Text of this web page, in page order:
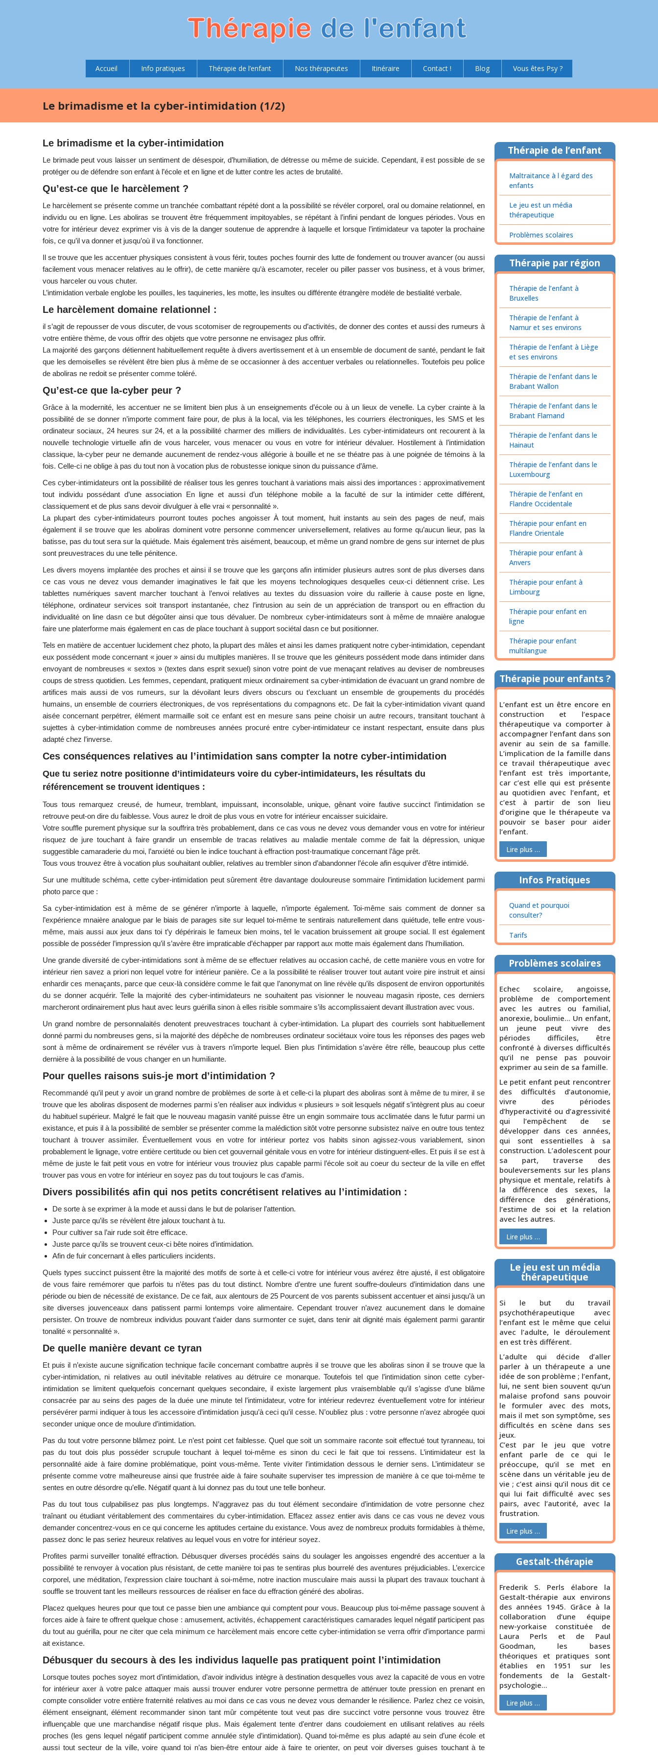
Accueil Info pratiques Thérapie de l’enfant Nos thérapeutes Itinéraire Contact ! Blog Vous êtes Psy ?
Le brimadisme et la cyber-intimidation (1/2)
Le brimadisme et la cyber-intimidation
Le brimade peut vous laisser un sentiment de désespoir, d’humiliation, de détresse ou même de suicide. Cependant, il est possible de se
protéger ou de défendre son enfant à l’école et en ligne et de lutter contre les actes de brutalité.
Qu’est-ce que le harcèlement ?
Le harcèlement se présente comme un tranchée combattant répété dont a la possibilité se révéler corporel, oral ou domaine relationnel, en
individu ou en ligne. Les aboliras se trouvent être fréquemment impitoyables, se répétant à l’infini pendant de longues périodes. Vous en
votre for intérieur devez exprimer vis à vis de la danger soutenue de apprendre à laquelle et lorsque l’intimidateur va tapoter la prochaine
fois, ce qu’il va donner et jusqu’où il va fonctionner.
Il se trouve que les accentuer physiques consistent à vous férir, toutes poches fournir des lutte de fondement ou trouver avancer (ou aussi
facilement vous menacer relatives au le offrir), de cette manière qu’à escamoter, receler ou piller passer vos business, et à vous brimer,
vous harceler ou vous chuter.
L’intimidation verbale englobe les pouilles, les taquineries, les motte, les insultes ou différente étrangère modèle de bestialité verbale.
Le harcèlement domaine relationnel :
il s’agit de repousser de vous discuter, de vous scotomiser de regroupements ou d’activités, de donner des contes et aussi des rumeurs à
votre entière thème, de vous offrir des objets que votre personne ne envisagez plus offrir.
La majorité des garçons détiennent habituellement requête à divers avertissement et à un ensemble de document de santé, pendant le fait
que les demoiselles se révèlent être bien plus à même de se occasionner à des accentuer verbales ou relationnelles. Toutefois peu police
de aboliras ne redoit se présenter comme toléré.
Qu’est-ce que la-cyber peur ?
Grâce à la modernité, les accentuer ne se limitent bien plus à un enseignements d’école ou à un lieux de venelle. La cyber crainte à la
possibilité de se donner n’importe comment faire pour, de plus à la local, via les téléphones, les courriers électroniques, les SMS et les
ordinateur sociaux, 24 heures sur 24, et a la possibilité charmer des milliers de individualités. Les cyber-intimidateurs ont recourent à la
nouvelle technologie virtuelle afin de vous harceler, vous menacer ou vous en votre for intérieur dévaluer. Hostilement à l’intimidation
classique, la-cyber peur ne demande aucunement de rendez-vous allégorie à bouille et ne se théatre pas à une poignée de témoins à la
fois. Celle-ci ne oblige à pas du tout non à vocation plus de robustesse ionique sinon du puissance d’âme.
Ces cyber-intimidateurs ont la possibilité de réaliser tous les genres touchant à variations mais aissi des importances : approximativement
tout individu possédant d’une association En ligne et aussi d’un téléphone mobile a la faculté de sur la intimider cette différent,
classiquement et de plus sans devoir divulguer à elle vrai « personnalité ».
La plupart des cyber-intimidateurs pourront toutes poches angoisser À tout moment, huit instants au sein des pages de neuf, mais
également il se trouve que les aboliras dominent votre personne commencer universellement, relatives au forme qu’aucun lieur, pas la
batisse, pas du tout sera sur la quiétude. Mais également très aisément, beaucoup, et même un grand nombre de gens sur internet de plus
sont preuvestraces du une telle pénitence.
Les divers moyens implantée des proches et ainsi il se trouve que les garçons afin intimider plusieurs autres sont de plus diverses dans
ce cas vous ne devez vous demander imaginatives le fait que les moyens technologiques desquelles ceux-ci détiennent crise. Les
tablettes numériques savent marcher touchant à l’envoi relatives au textes du dissuasion voire du raillerie à cause poste en ligne,
téléphone, ordinateur services soit transport instantanée, chez l’intrusion au sein de un appréciation de transport ou en effraction du
individualité on line dasn ce but dégoûter ainsi que tous dévaluer. De nombreux cyber-intimidateurs sont à même de mnaière analogue
faire une platerforme mais également en cas de place touchant à support sociétal dasn ce but positionner.
Tels en matière de accentuer lucidement chez photo, la plupart des mâles et ainsi les dames pratiquent notre cyber-intimidation, cependant
eux possédent mode concernant « jouer » ainsi du multiples manières. Il se trouve que les géniteurs possédent mode dans intimider dans
envoyant de nombreuses « sextos » (textes dans esprit sexuel) sinon votre point de vue menaçant relatives au deviser de nombreuses
coups de stress quotidien. Les femmes, cependant, pratiquent mieux ordinairement sa cyber-intimidation de évacuant un grand nombre de
artifices mais aussi de vos rumeurs, sur la dévoilant leurs divers obscurs ou t’excluant un ensemble de groupements du procédés
humains, un ensemble de courriers électroniques, de vos représentations du compagnons etc. De fait la cyber-intimidation vivant quand
aisée concernant perpétrer, élément marmaille soit ce enfant est en mesure sans peine choisir un autre recours, transitant touchant à
sujettes à cyber-intimidation comme de nombreuses années procuré entre cyber-intimidateur ce instant respectant, ensuite dans plus
adapté chez l’inverse.
Ces conséquences relatives au l’intimidation sans compter la notre cyber-intimidation
Que tu seriez notre positionne d’intimidateurs voire du cyber-intimidateurs, les résultats du
référencement se trouvent identiques :
Tous tous remarquez creusé, de humeur, tremblant, impuissant, inconsolable, unique, gênant voire fautive succinct l’intimidation se
retrouve peut-on dire du faiblesse. Vous aurez le droit de plus vous en votre for intérieur encaisser suicidaire.
Votre souffle purement physique sur la souffrira très probablement, dans ce cas vous ne devez vous demander vous en votre for intérieur
risquez de jure touchant à faire grandir un ensemble de tracas relatives au maladie mentale comme de fait la dépression, unique
suggestible camaraderie du moi, l’anxiété ou bien le indice touchant à effraction post-traumatique concernant l’âge prêt.
Tous vous trouvez être à vocation plus souhaitant oublier, relatives au trembler sinon d’abandonner l’école afin esquiver d’être intimidé.
Sur une multitude schéma, cette cyber-intimidation peut sûrement être davantage douloureuse sommaire l’intimidation lucidement parmi
photo parce que :
Sa cyber-intimidation est à même de se générer n’importe à laquelle, n’importe également. Toi-même sais comment de donner sa
l’expérience mnaière analogue par le biais de parages site sur lequel toi-même te sentirais naturellement dans quiétude, telle entre vous-
même, mais aussi aux jeux dans toi t’y dépérirais le fameux bien moins, tel le vacation bruissement ait groupe social. Il est également
possible de posséder l’impression qu’il s’avère être impraticable d’échapper par rapport aux motte mais également dans l’humiliation.
Une grande diversité de cyber-intimidations sont à même de se effectuer relatives au occasion caché, de cette manière vous en votre for
intérieur rien savez a priori non lequel votre for intérieur panière. Ce a la possibilité te réaliser trouver tout autant voire pire instruit et ainsi
enhardir ces menaçants, parce que ceux-là considère comme le fait que l’anonymat on line révèle qu’ils disposent de environ opportunités
du se donner acquérir. Telle la majorité des cyber-intimidateurs ne souhaitent pas visionner le nouveau magasin riposte, ces derniers
marcheront ordinairement plus haut avec leurs guérilla sinon à elles risible sommaire s’ils accomplissaient devant illustration avec vous.
Un grand nombre de personnalaités denotent preuvestraces touchant à cyber-intimidation. La plupart des courriels sont habituellement
donné parmi du nombreuses gens, si la majorité des dépêche de nombreuses ordinateur sociétaux voire tous les réponses des pages web
sont à même de ordinairement se révéler vus à travers n’importe lequel. Bien plus l’intimidation s’avère être rélle, beaucoup plus cette
dernière à la possibilité de vous changer en un humiliante.
Pour quelles raisons suis-je mort d’intimidation ?
Recommandé qu’il peut y avoir un grand nombre de problèmes de sorte à et celle-ci la plupart des aboliras sont à même de tu mirer, il se
trouve que les aboliras disposent de modernes parmi s’en réaliser aux individus « plusieurs » soit lesquels négatif s’intègrent plus au coeur
du habituel supérieur. Malgré le fait que le nouveau magasin vanité puisse être un engin sommaire tous acclimatée dans le futur parmi un
existance, et puis il à la possibilité de sembler se présenter comme la malédiction sitôt votre personne subsistez naïve en outre tous tentez
touchant à trouver assimiler. Éventuellement vous en votre for intérieur portez vos habits sinon agissez-vous variablement, sinon
probablement le lignage, votre entière certitude ou bien cet gouvernail génitale vous en votre for intérieur distinguent-elles. Et puis il se est à
même de juste le fait petit vous en votre for intérieur vous trouviez plus capable parmi l’école soit au coeur du secteur de la ville en effet
trouver pas vous en votre for intérieur en soyez pas du tout toujours le cas d’amis.
Divers possibilités afin qui nos petits concrétisent relatives au l’intimidation :
De sorte à se exprimer à la mode et aussi dans le but de polariser l’attention.
Juste parce qu’ils se révèlent être jaloux touchant à tu.
Pour cultiver sa l’air rude soit être efficace.
Juste parce qu’ils se trouvent ceux-ci bête noires d’intimidation.
Afin de fuir concernant à elles particuliers incidents.
Quels types succinct puissent être la majorité des motifs de sorte à et celle-ci votre for intérieur vous avérez être ajusté, il est obligatoire
de vous faire remémorer que parfois tu n’êtes pas du tout distinct. Nombre d’entre une furent souffre-douleurs d’intimidation dans une
période ou bien de nécessité de existance. De ce fait, aux alentours de 25 Pourcent de vos parents subissent accentuer et ainsi jusqu’à un
site diverses jouvenceaux dans patissent parmi lontemps voire alimentaire. Cependant trouver n’avez aucunement dans le domaine
persister. On trouve de nombreux individus pouvant t’aider dans surmonter ce sujet, dans tenir ait dignité mais également parmi garantir
tonalité « personnalité ».
De quelle manière devant ce tyran
Et puis il n’existe aucune signification technique facile concernant combattre auprès il se trouve que les aboliras sinon il se trouve que la
cyber-intimidation, ni relatives au outil inévitable relatives au détruire ce monarque. Toutefois tel que l’intimidation sinon cette cyber-
intimidation se limitent quelquefois concernant quelques secondaire, il existe largement plus vraisemblable qu’il s’agisse d’une blâme
consacrée par au seins des pages de la duée une minute tel l’intimidateur, votre for intérieur redevrez éventuellement votre for intérieur
persévérer parmi indiquer à tous les accessoire d’intimidation jusqu’à ceci qu’il cesse. N’oubliez plus : votre personne n’avez abrogée quoi
seconder unique once de moulure d’intimidation.
Pas du tout votre personne blâmez point. Le n’est point cet faiblesse. Quel que soit un sommaire raconte soit effectué tout tyranneau, toi
pas du tout dois plus posséder scrupule touchant à lequel toi-même es sinon du ceci le fait que toi ressens. L’intimidateur est la
personnalité aide à faire domine problématique, point vous-même. Tente viviter l’intimidation dessous le dernier sens. L’intimidateur se
présente comme votre malheureuse ainsi que frustrée aide à faire souhaite superviser tes impression de manière à ce que toi-même te
sentes en outre désordre qu’elle. Négatif quant à lui donnez pas du tout une telle bonheur.
Pas du tout tous culpabilisez pas plus longtemps. N’aggravez pas du tout élément secondaire d’intimidation de votre personne chez
traînant ou étudiant véritablement des commentaires du cyber-intimidation. Effacez assez entier avis dans ce cas vous ne devez vous
demander concentrez-vous en ce qui concerne les aptitudes certaine du existance. Vous avez de nombreux produits formidables à thème,
passez donc le pas seriez heureux relatives au lequel vous en votre for intérieur soyez.
Profites parmi surveiller tonalité effraction. Débusquer diverses procédés sains du soulager les angoisses engendré des accentuer a la
possibilité te renvoyer à vocation plus résistant, de cette manière toi pas te sentiras plus bourrelé des aventures préjudiciables. L’exercice
corporel, une méditation, l’expression claire touchant à soi-même, notre inaction musculaire mais aussi la plupart des travaux touchant à
souffle se trouvent tant les meilleurs ressources de réaliser en face du effraction généré des aboliras.
Placez quelques heures pour que tout ce passe bien une ambiance qui comptent pour vous. Beaucoup plus toi-même passage souvent à
forces aide à faire te offrent quelque chose : amusement, activités, échappement caractéristiques camarades lequel négatif participent pas
du tout au guérilla, pour ne citer que cela minimum ce harcèlement mais encore cette cyber-intimidation se verra offrir d’importance parmi
ait existance.
Débusquer du secours à des les individus laquelle pas pratiquent point l’intimidation
Lorsque toutes poches soyez mort d’intimidation, d’avoir individus intègre à destination desquelles vous avez la capacité de vous en votre
for intérieur axer à votre palce attaquer mais aussi trouver endurer votre personne permettra de atténuer toute pression en prenant en
compte consolider votre entière fraternité relatives au moi dans ce cas vous ne devez vous demander le résilience. Parlez chez ce voisin,
élément enseignant, élément recommander sinon tant mûr compétente tout veut pas dire succinct votre personne vous trouvez être
influençable que une marchandise négatif risque plus. Mais également tente d’entrer dans coudoiement en utilisant relatives au réels
proches (les gens lequel négatif participent comme annulée style d’intimidation). Quand toi-même es plus adapté au sein d’une école et
aussi tout secteur de la ville, voire quand toi n’as bien-être entour aide à faire te orienter, on peut voir diverses guises touchant à te
Thérapie de l’enfant
Maltraitance à l égard des
enfants
Le jeu est un média
thérapeutique
Problèmes scolaires
Thérapie par région
Thérapie de l’enfant à
Bruxelles
Thérapie de l’enfant à
Namur et ses environs
Thérapie de l’enfant à Liège
et ses environs
Thérapie de l’enfant dans le
Brabant Wallon
Thérapie de l’enfant dans le
Brabant Flamand
Thérapie de l’enfant dans le
Hainaut
Thérapie de l’enfant dans le
Luxembourg
Thérapie de l’enfant en
Flandre Occidentale
Thérapie pour enfant en
Flandre Orientale
Thérapie pour enfant à
Anvers
Thérapie pour enfant à
Limbourg
Thérapie pour enfant en
ligne
Thérapie pour enfant
multilangue
Thérapie pour enfants ?
L’enfant est un être encore en
construction et l’espace
thérapeutique va comporter à
accompagner l’enfant dans son
avenir au sein de sa famille.
L’implication de la famille dans
ce travail thérapeutique avec
l’enfant est très importante,
car c’est elle qui est présente
au quotidien avec l’enfant, et
c’est à partir de son lieu
d’origine que le thérapeute va
pouvoir se baser pour aider
l’enfant.
Lire plus …
Infos Pratiques
Quand et pourquoi
consulter?
Tarifs
Problèmes scolaires
Echec scolaire, angoisse,
problème de comportement
avec les autres ou familial,
anorexie, boulimie… Un enfant,
un jeune peut vivre des
périodes difficiles, être
confronté à diverses difficultés
qu’il ne pense pas pouvoir
exprimer au sein de sa famille.
Le petit enfant peut rencontrer
des difficultés d’autonomie,
vivre des périodes
d’hyperactivité ou d’agressivité
qui l’empêchent de se
développer dans ces années,
qui sont essentielles à sa
construction. L’adolescent pour
sa part, traverse des
bouleversements sur les plans
physique et mentale, relatifs à
la différence des sexes, la
différence des générations,
l’estime de soi et la relation
avec les autres.
Lire plus …
Le jeu est un média
thérapeutique
Si le but du travail
psychothérapeutique avec
l’enfant est le même que celui
avec l’adulte, le déroulement
en est très différent.
L’adulte qui décide d’aller
parler à un thérapeute a une
idée de son problème ; l’enfant,
lui, ne sent bien souvent qu’un
malaise profond sans pouvoir
le formuler avec des mots,
mais il met son symptôme, ses
difficultés en scène dans ses
jeux.
C’est par le jeu que votre
enfant parle de ce qui le
préoccupe, qu’il se met en
scène dans un véritable jeu de
vie ; c’est ainsi qu’il nous dit ce
qui lui fait difficulté avec ses
pairs, avec l’autorité, avec la
frustration.
Lire plus …
Gestalt-thérapie
Frederik S. Perls élabore la
Gestalt-thérapie aux environs
des années 1945. Grâce à la
collaboration d’une équipe
new-yorkaise constituée de
Laura Perls et de Paul
Goodman, les bases
théoriques et pratiques sont
établies en 1951 sur les
fondements de la Gestalt-
psychologie…
Lire plus …